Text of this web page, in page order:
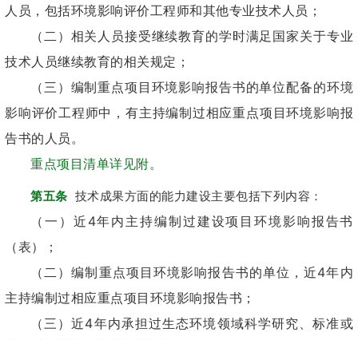
人员，包括环境影响评价工程师和其他专业技术人员；
（二）相关人员接受继续教育的学时满足国家关于专业
技术人员继续教育的相关规定；
（三）编制重点项目环境影响报告书的单位配备的环境
影响评价工程师中，有主持编制过相应重点项目环境影响报
告书的人员。
重点项目清单详见附。
第五条 技术成果方面的能力建设主要包括下列内容：
（一）近4年内主持编制过建设项目环境影响报告书
（表）；
（二）编制重点项目环境影响报告书的单位，近4年内
主持编制过相应重点项目环境影响报告书；
（三）近4年内承担过生态环境领域科学研究、标准或